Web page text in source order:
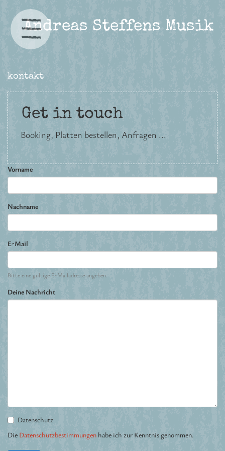
Andreas Steffens Musik
kontakt
Get in touch
Booking, Platten bestellen, Anfragen ...
Vorname
Nachname
E-Mail
Bitte eine gültige E-Mailadresse angeben.
Deine Nachricht
Datenschutz
Die Datenschutzbestimmungen habe ich zur Kenntnis genommen.